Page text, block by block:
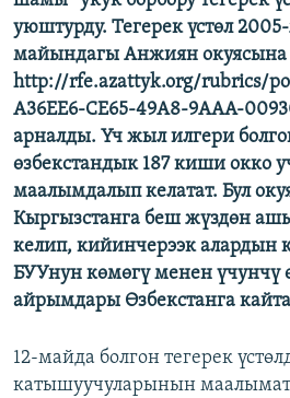
уюштурду. Тегерек үстөл
майындагы Анжиян окуясына
http://rfe.azattyk.org/rubrics/
A36EE6-CE65-49A8-9AAA-
арналды. Үч жыл илгери
өзбекстандык 187 киши окко
маалымдалып келатат. Бул
Кыргызстанга беш жүздөн
келип, кийинчерээк алардын
БУУнун көмөгү менен үчунчү
айрымдары Өзбекстанга
12-майда болгон тегерек
катышуучуларынын